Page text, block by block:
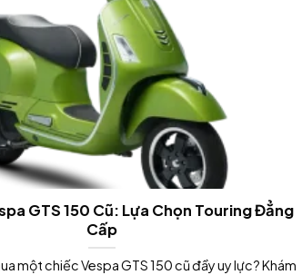
GTS 150 Cũ: Lựa Chọn Touring Đẳng
Cấp
một chiếc Vespa GTS 150 cũ đầy uy lực? Khám